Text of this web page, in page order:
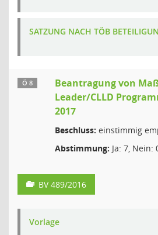
SATZUNG NACH TÖB
Ö 8
Beantragung von
Leader/CLLD
2017
Beschluss: einstimmig
Abstimmung: Ja: 7, Nein:
BV 489/2016
Vorlage